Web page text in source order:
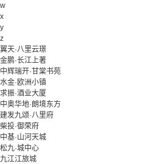
w
x
y
z
翼天·八里云璟
金鹏·长江上著
中辉瑞开·甘棠书苑
水金·欧洲小镇
求振·酒业大厦
中奥华地·朗境东方
建发九颂·八里府
柴投·御荣府
中基·山河天城
松九·城中心
九江江旅城